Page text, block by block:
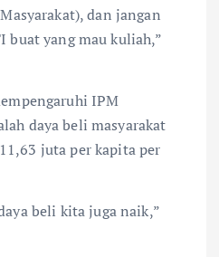
dan jangan
buat yang mau kuliah,”
IPM
daya beli masyarakat
juta per kapita per
beli kita juga naik,”